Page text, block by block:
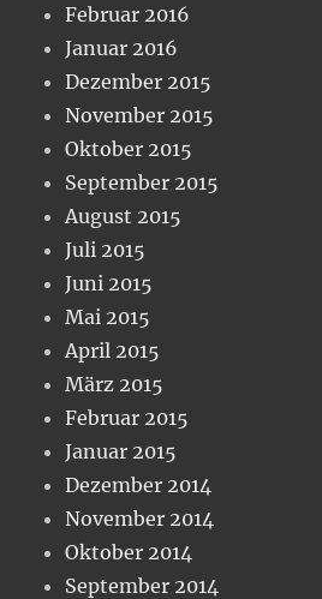
Februar 2016
Januar 2016
Dezember 2015
November 2015
Oktober 2015
September 2015
August 2015
Juli 2015
Juni 2015
Mai 2015
April 2015
März 2015
Februar 2015
Januar 2015
Dezember 2014
November 2014
Oktober 2014
September 2014